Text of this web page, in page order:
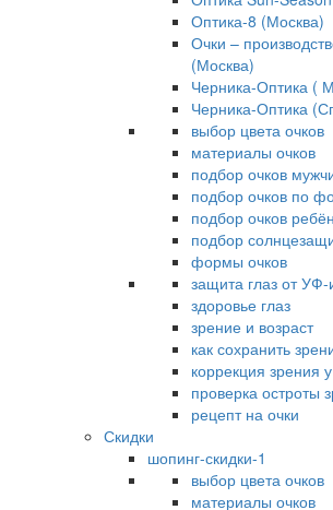
Оптика-8 (Москва)
Очки –
(Москва)
Черника-Оптика (
Черника-Оптика
выбор цвета очков
материалы очков
подбор очков
подбор очков по
подбор очков
подбор
формы очков
защита глаз от УФ-
здоровье глаз
зрение и возраст
как сохранить
коррекция зрения
проверка остроты
рецепт на очки
Скидки
шопинг-скидки-1
выбор цвета очков
материалы очков